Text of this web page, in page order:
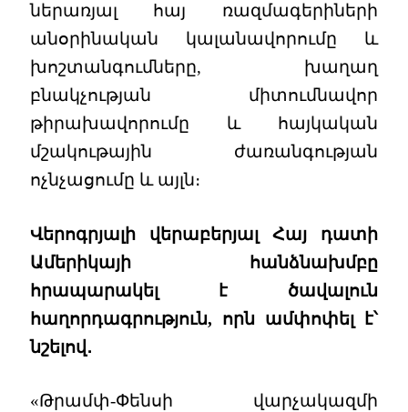
ներառյալ հայ ռազմագերիների
անօրինական կալանավորումը և
խոշտանգումները, խաղաղ
բնակչության միտումնավոր
թիրախավորումը և հայկական
մշակութային ժառանգության
ոչնչացումը և այլն։
Վերոգրյալի վերաբերյալ Հայ դատի
Ամերիկայի հանձնախմբը
հրապարակել է ծավալուն
հաղորդագրություն, որն ամփոփել է՝
նշելով․
«Թրամփ-Փենսի վարչակազմի